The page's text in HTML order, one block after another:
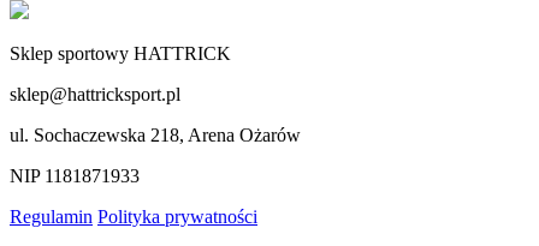
Sklep sportowy HATTRICK
sklep@hattricksport.pl
ul. Sochaczewska 218, Arena Ożarów
NIP 1181871933
Regulamin Polityka prywatności